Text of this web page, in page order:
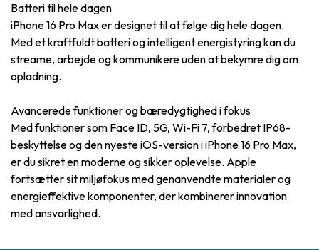
Batteri til hele dagen
iPhone 16 Pro Max er designet til at følge dig hele dagen.
Med et kraftfuldt batteri og intelligent energistyring kan du
streame, arbejde og kommunikere uden at bekymre dig om
opladning.
Avancerede funktioner og bæredygtighed i fokus
Med funktioner som Face ID, 5G, Wi-Fi 7, forbedret IP68-
beskyttelse og den nyeste iOS-version i iPhone 16 Pro Max,
er du sikret en moderne og sikker oplevelse. Apple
fortsætter sit miljøfokus med genanvendte materialer og
energieffektive komponenter, der kombinerer innovation
med ansvarlighed.